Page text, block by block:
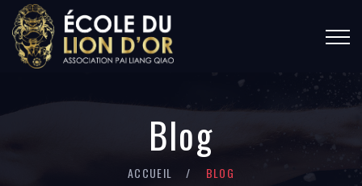
Blog
ACCUEIL BLOG